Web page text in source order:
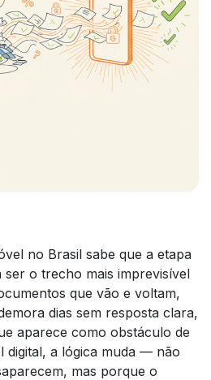
no Brasil sabe que a etapa
o trecho mais imprevisível
que vão e voltam,
dias sem resposta clara,
aparece como obstáculo de
digital, a lógica muda — não
mas porque o